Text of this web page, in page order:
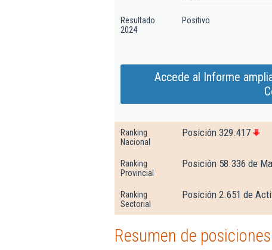
Resultado
2024
Positivo
Accede al Informe
Ranking
Nacional
Posición 329.417
Ranking
Provincial
Posición 58.336 de
Ranking
Sectorial
Posición 2.651 de
Resumen de